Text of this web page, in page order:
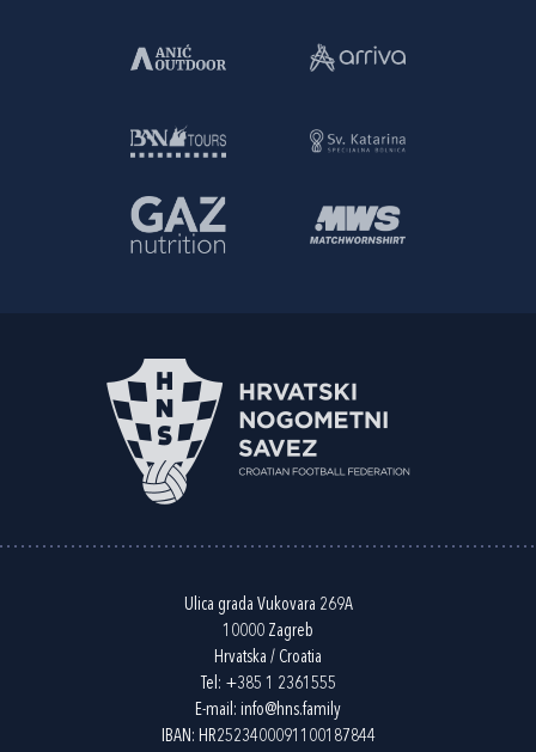
Ulica grada Vukovara 269A
10000 Zagreb
Hrvatska / Croatia
Tel: +385 1 2361555
E-mail: info@hns.family
IBAN: HR2523400091100187844